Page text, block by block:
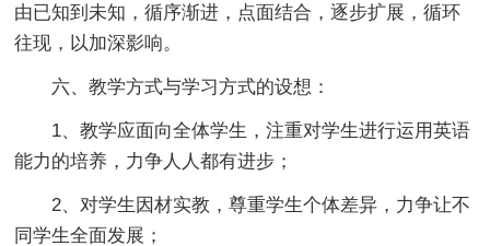
由已知到未知，循序渐进，点面结合，逐步扩展，循环
往现，以加深影响。
六、教学方式与学习方式的设想：
1、教学应面向全体学生，注重对学生进行运用英语
能力的培养，力争人人都有进步；
2、对学生因材实教，尊重学生个体差异，力争让不
同学生全面发展；